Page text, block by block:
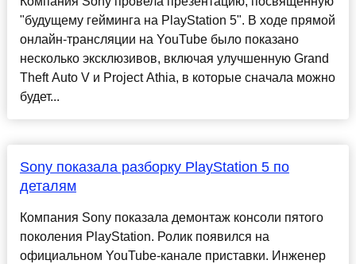
"будущему гейминга на PlayStation 5". В ходе прямой
онлайн-трансляции на YouTube было показано
несколько эксклюзивов, включая улучшенную Grand
Theft Auto V и Project Athia, в которые сначала можно
будет...
Sony показала разборку PlayStation 5 по
деталям
Компания Sony показала демонтаж консоли пятого
поколения PlayStation. Ролик появился на
официальном YouTube-канале приставки. Инженер